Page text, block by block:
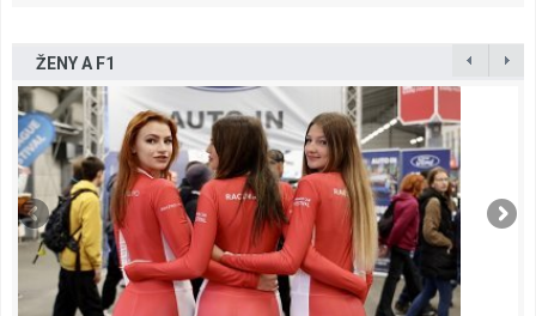
ŽENY A F1